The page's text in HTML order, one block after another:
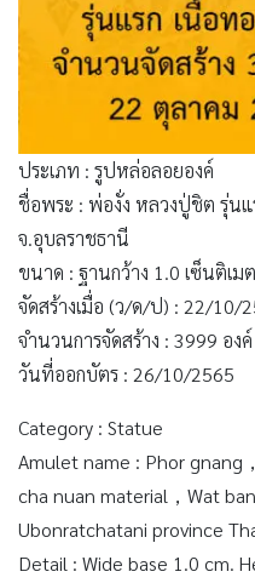
ประเภท : รูปหล่อลอยองค์
ชื่อพระ : พ่องั่ง หลวงปู่ชิต รุ่น
จ.อุบลราชธานี
ขนาด : ฐานกว้าง 1.0 เซ็นติเม
จัดสร้างเมื่อ (ว/ด/ป) : 22/10/
จำนวนการจัดสร้าง : 3999 องค์
วันที่ออกบัตร : 26/10/2565
Category : Statue
Amulet name : Phor gnang
cha nuan material，Wat
Ubonratchatani province
Detail : Wide base 1.0 cm.